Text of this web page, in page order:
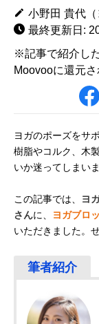
小野田 貴代（
最終更新日:
※記事で紹介し
Moovooに還元さ
ヨガのポーズをサ
樹脂やコルク、木
いか迷ってしまい
この記事では、
ヨ
さんに、 ヨガブロ
いただきました。